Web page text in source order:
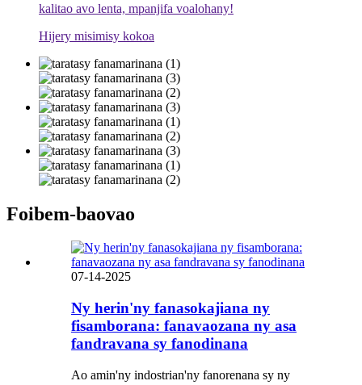
kalitao avo lenta, mpanjifa voalohany!
Hijery misimisy kokoa
Foibem-baovao
07-14-2025
Ny herin'ny fanasokajiana ny
fisamborana: fanavaozana ny asa
fandravana sy fanodinana
Ao amin'ny indostrian'ny fanorenana sy ny